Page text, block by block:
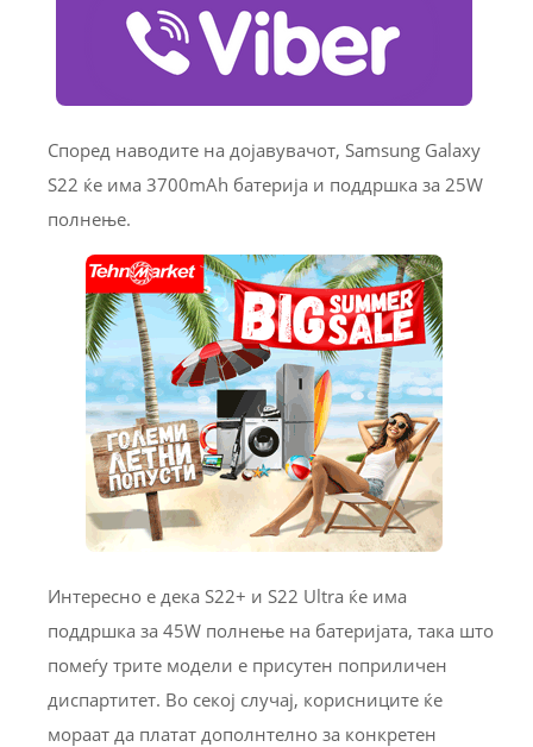
Според наводите на дојавувачот, Samsung Galaxy
S22 ќе има 3700mAh батерија и поддршка за 25W
полнење.
Интересно е дека S22+ и S22 Ultra ќе има
поддршка за 45W полнење на батеријата, така што
помеѓу трите модели е присутен поприличен
диспартитет. Во секој случај, корисниците ќе
мораат да платат дополнтелно за конкретен